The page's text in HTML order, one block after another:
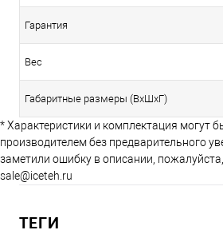
Гарантия
Вес
Габаритные размеры (ВхШхГ)
* Характеристики и комплектация могут
производителем без предварительного
заметили ошибку в описании,
sale@iceteh.ru
ТЕГИ